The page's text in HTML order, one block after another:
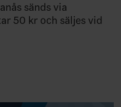
sänds via
50 kr och säljes vid